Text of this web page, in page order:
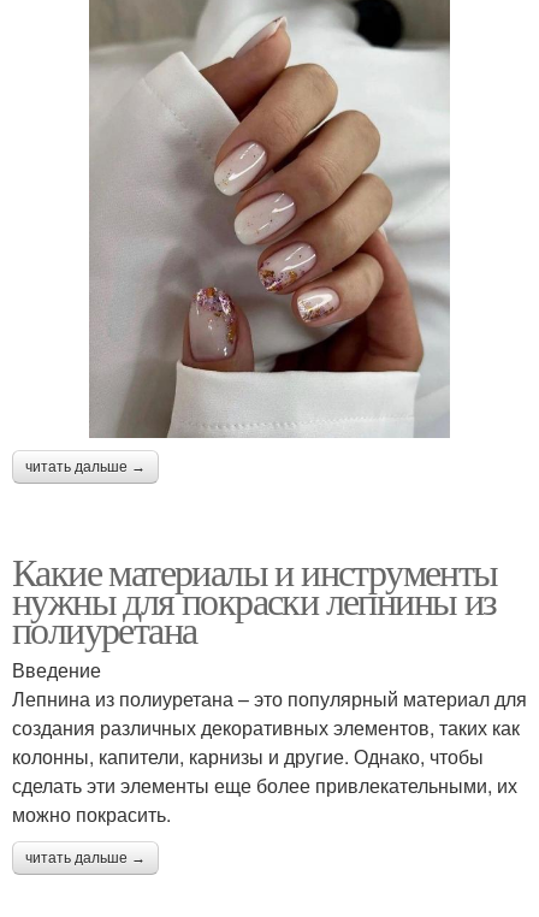
читать дальше →
Какие материалы и инструменты
нужны для покраски лепнины из
полиуретана
Введение
Лепнина из полиуретана – это популярный материал для
создания различных декоративных элементов, таких как
колонны, капители, карнизы и другие. Однако, чтобы
сделать эти элементы еще более привлекательными, их
можно покрасить.
читать дальше →